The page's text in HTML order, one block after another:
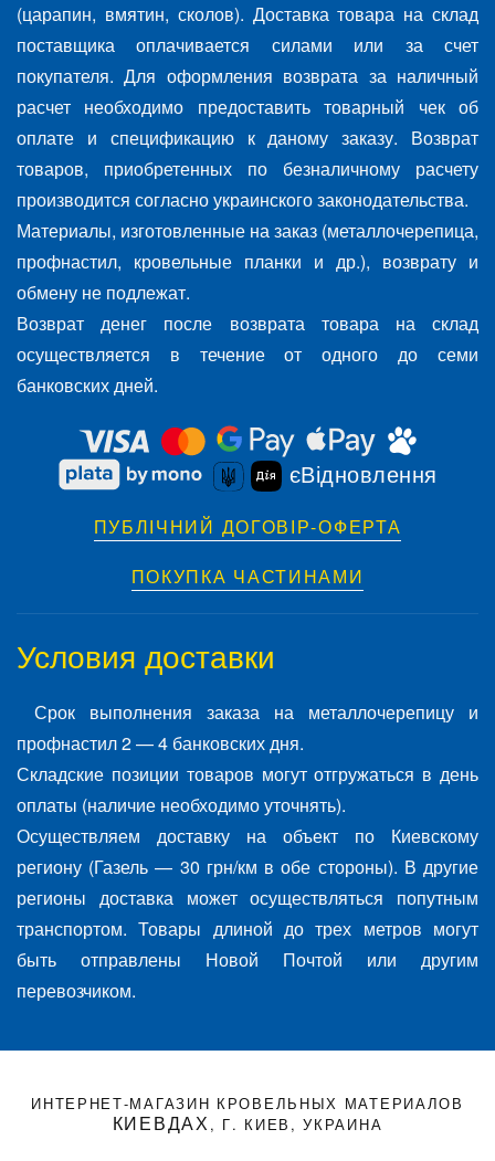
(царапин, вмятин, сколов). Доставка товара на склад
поставщика оплачивается силами или за счет
покупателя. Для оформления возврата за наличный
расчет необходимо предоставить товарный чек об
оплате и спецификацию к даному заказу. Возврат
товаров, приобретенных по безналичному расчету
производится согласно украинского законодательства.
Материалы, изготовленные на заказ (металлочерепица,
профнастил, кровельные планки и др.), возврату и
обмену не подлежат.
Возврат денег после возврата товара на склад
осуществляется в течение от одного до семи
банковских дней.
єВідновлення
ПУБЛІЧНИЙ ДОГОВІР-ОФЕРТА
ПОКУПКА ЧАСТИНАМИ
Условия доставки
Срок выполнения заказа на металлочерепицу и
профнастил 2 — 4 банковских дня.
Складские позиции товаров могут отгружаться в день
оплаты (наличие необходимо уточнять).
Осуществляем доставку на объект по Киевскому
региону (Газель — 30 грн/км в обе стороны). В другие
регионы доставка может осуществляться попутным
транспортом. Товары длиной до трех метров могут
быть отправлены Новой Почтой или другим
перевозчиком.
ИНТЕРНЕТ-МАГАЗИН КРОВЕЛЬНЫХ МАТЕРИАЛОВ
КИЕВДАХ , Г. КИЕВ, УКРАИНА